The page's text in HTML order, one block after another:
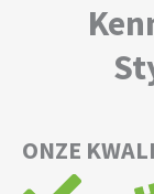
ONZE